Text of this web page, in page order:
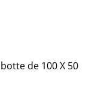
de 100 X 50